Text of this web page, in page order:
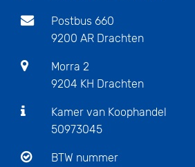
Postbus 660
9200 AR Drachten
Morra 2
9204 KH Drachten
Kamer van Koophandel
50973045
BTW nummer